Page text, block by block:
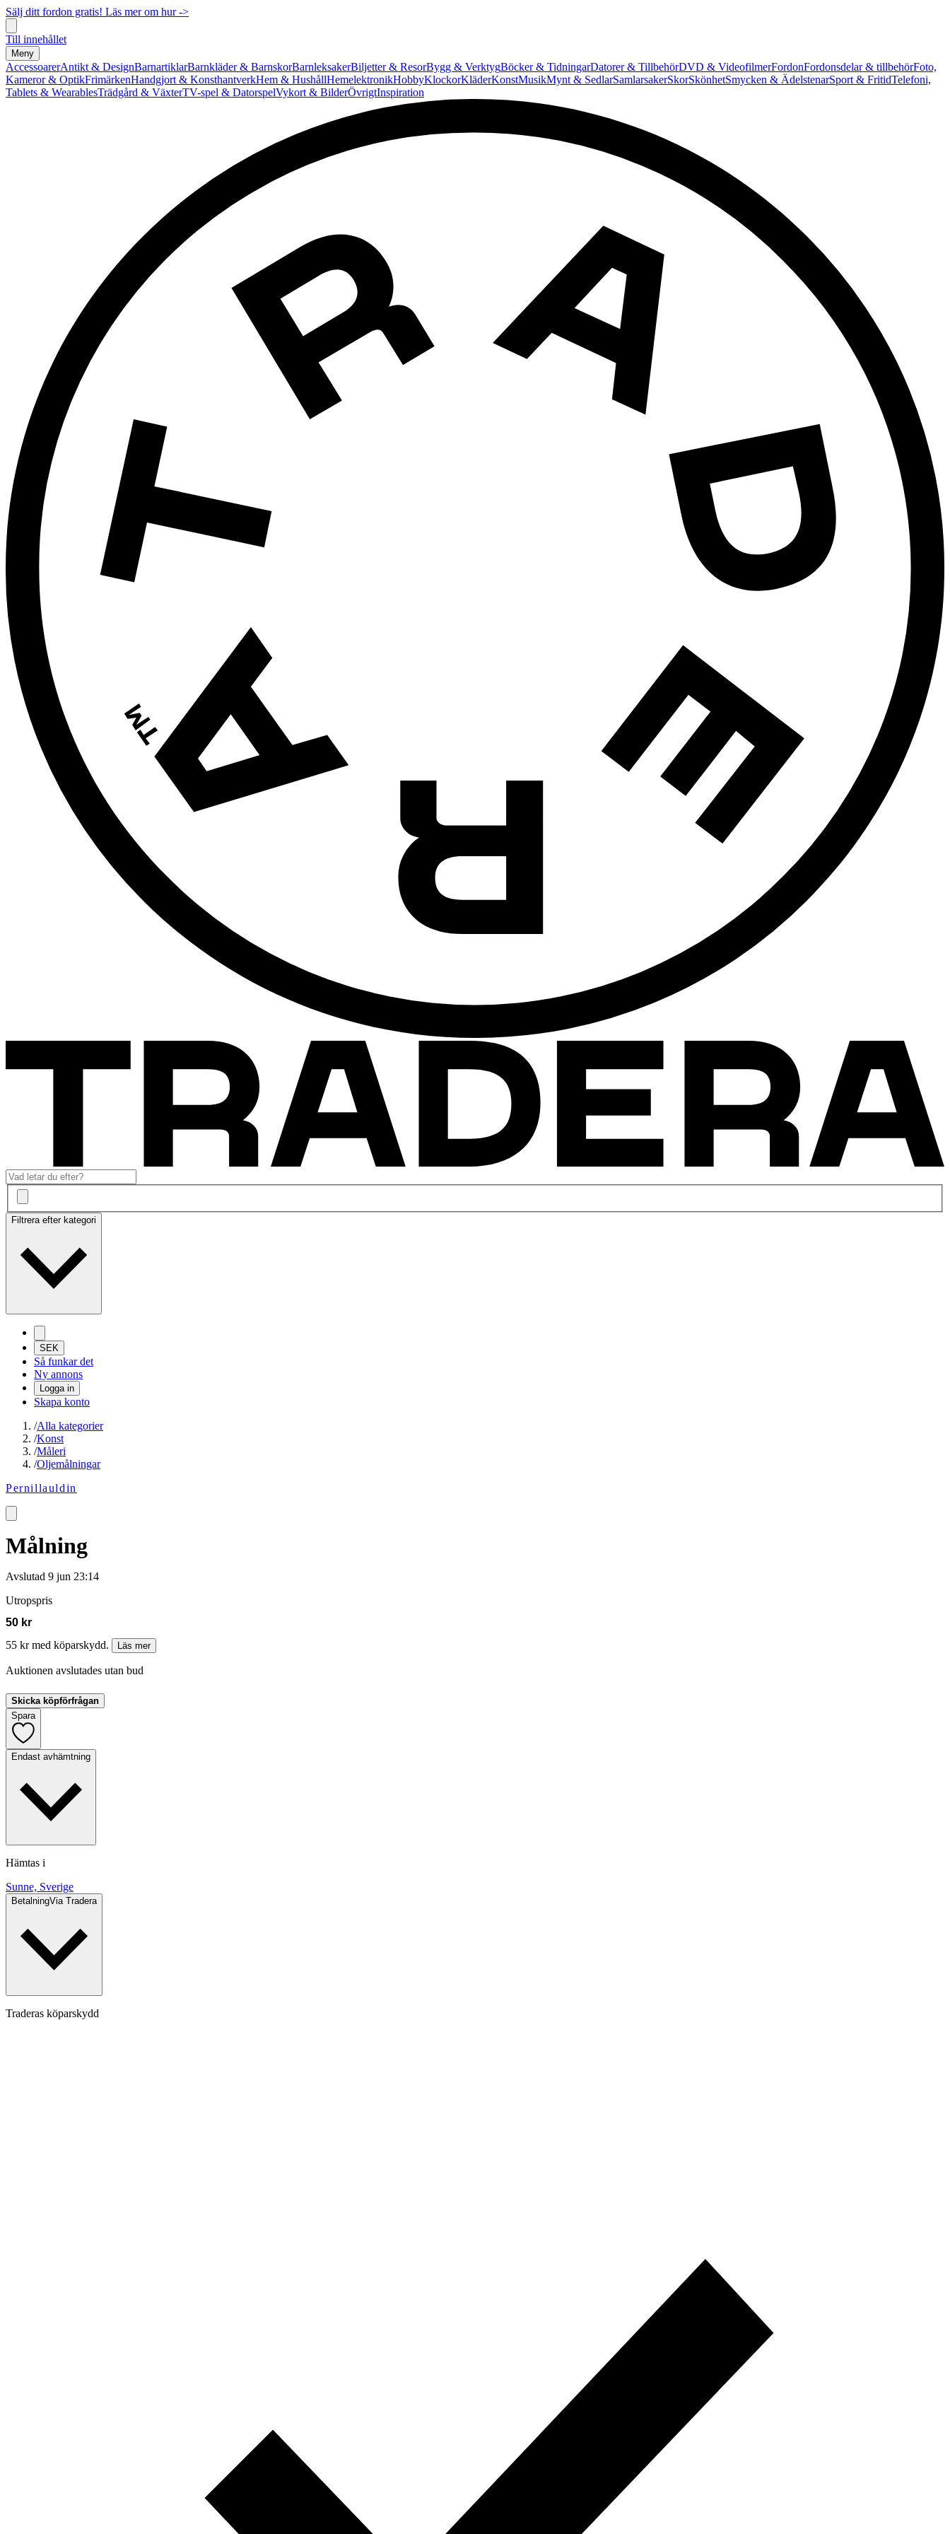
Sälj ditt fordon gratis! Läs mer om hur ->
Till innehållet
Meny
AccessoarerAntikt & DesignBarnartiklarBarnkläder & BarnskorBarnleksakerBiljetter & ResorBygg & VerktygBöcker & TidningarDatorer & TillbehörDVD & VideofilmerFordonFordonsdelar & tillbehörFoto,
Kameror & OptikFrimärkenHandgjort & KonsthantverkHem & HushållHemelektronikHobbyKlockorKläderKonstMusikMynt & SedlarSamlarsakerSkorSkönhetSmycken & ÄdelstenarSport & FritidTelefoni,
Tablets & WearablesTrädgård & VäxterTV-spel & DatorspelVykort & BilderÖvrigtInspiration
Filtrera efter kategori
SEK
Så funkar det
Ny annons
Logga in
Skapa konto
/Alla kategorier
/Konst
/Måleri
/Oljemålningar
Pernillauldin
Målning
Avslutad 9 jun 23:14
Utropspris
50 kr
55 kr med köparskydd.
Läs mer
Auktionen avslutades utan bud
Skicka köpförfrågan
Spara
Endast avhämtning
Hämtas i
Sunne, Sverige
BetalningVia Tradera
Traderas köparskydd